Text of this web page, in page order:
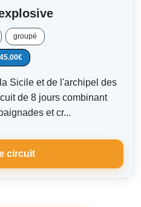
groupé
Sicile et de l'archipel des
de 8 jours combinant
et cr...
circuit